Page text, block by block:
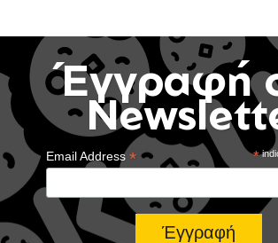
Έγγραφή
*
Email Address*